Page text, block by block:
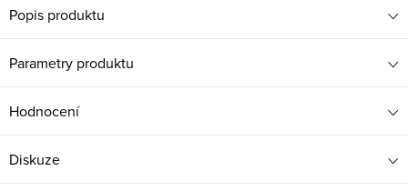
Popis produktu
Parametry produktu
Hodnocení
Diskuze